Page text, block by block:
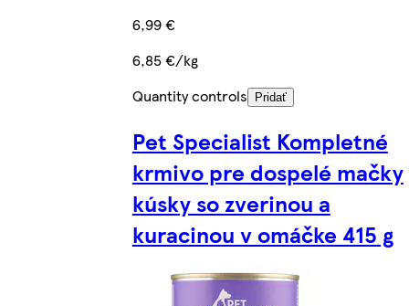
6,99 €
6,85 €/kg
Quantity controls
Pridať
Pet Specialist Kompletné
krmivo pre dospelé mačky
kúsky so zverinou a
kuracinou v omáčke 415 g